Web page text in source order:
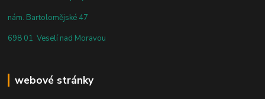
nám. Bartolomějské 47
698 01 Veselí nad Moravou
webové stránky